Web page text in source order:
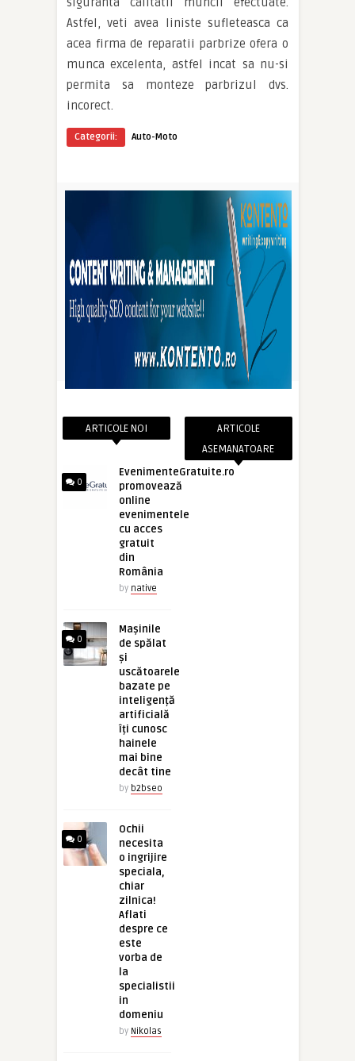
Astfel, veti avea liniste sufleteasca ca
acea firma de reparatii parbrize ofera o
munca excelenta, astfel incat sa nu-si
permita sa monteze parbrizul dvs.
incorect.
Categorii: Auto-Moto
ARTICOLE NOI
0
EvenimenteGratuite.ro
promovează
online
evenimentele
cu acces
gratuit
din
România
by native
0
Mașinile
de spălat
și
uscătoarele
bazate pe
inteligență
artificială
îți cunosc
hainele
mai bine
decât tine
by b2bseo
0
Ochii
necesita
o ingrijire
speciala,
chiar
zilnica!
Aflati
despre ce
este
vorba de
la
specialistii
in
domeniu
by Nikolas
ARTICOLE
ASEMANATOARE